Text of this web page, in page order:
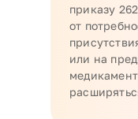
приказу
от
или на